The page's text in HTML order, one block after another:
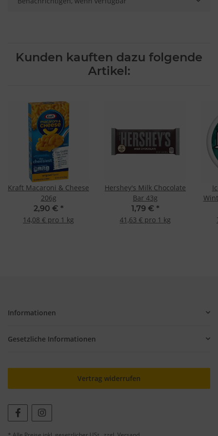
Kunden kauften dazu folgende
Artikel:
Kraft Macaroni & Cheese
206g
2,90 € *
14,08 € pro 1 kg
Hershey's Milk Chocolate
Bar 43g
1,79 € *
41,63 € pro 1 kg
Informationen
Gesetzliche Informationen
Vertrag widerrufen